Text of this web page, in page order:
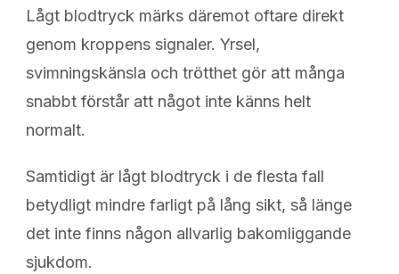
Lågt blodtryck märks däremot oftare direkt
genom kroppens signaler. Yrsel,
svimningskänsla och trötthet gör att många
snabbt förstår att något inte känns helt
normalt.
Samtidigt är lågt blodtryck i de flesta fall
betydligt mindre farligt på lång sikt, så länge
det inte finns någon allvarlig bakomliggande
sjukdom.